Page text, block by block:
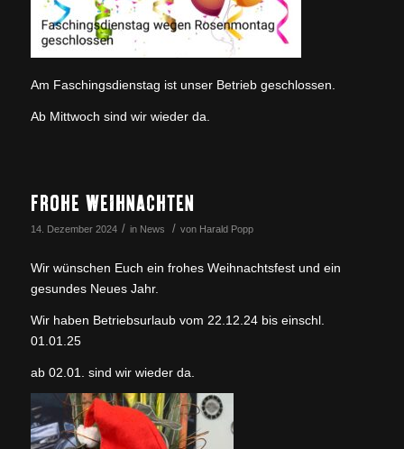
Am Faschingsdienstag ist unser Betrieb geschlossen.
Ab Mittwoch sind wir wieder da.
FROHE WEIHNACHTEN
14. Dezember 2024 / in News / von Harald Popp
Wir wünschen Euch ein frohes Weihnachtsfest und ein
gesundes Neues Jahr.
Wir haben Betriebsurlaub vom 22.12.24 bis einschl.
01.01.25
ab 02.01. sind wir wieder da.